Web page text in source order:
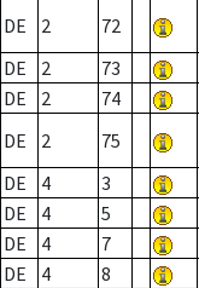
DE 2 72
DE
2 73
DE
2 74
DE
2 75
DE
4 3
DE
4 5
DE
4 7
DE
4 8